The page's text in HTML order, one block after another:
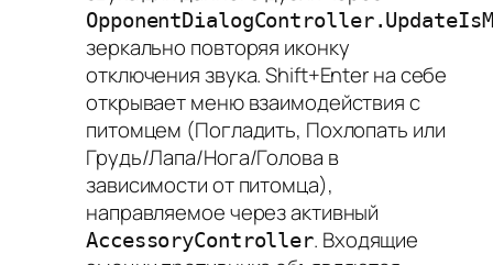
зеркально повторяя иконку
отключения звука. Shift+Enter на себе
открывает меню взаимодействия с
питомцем (Погладить, Похлопать или
Грудь/Лапа/Нога/Голова в
зависимости от питомца),
направляемое через активный
AccessoryController. Входящие